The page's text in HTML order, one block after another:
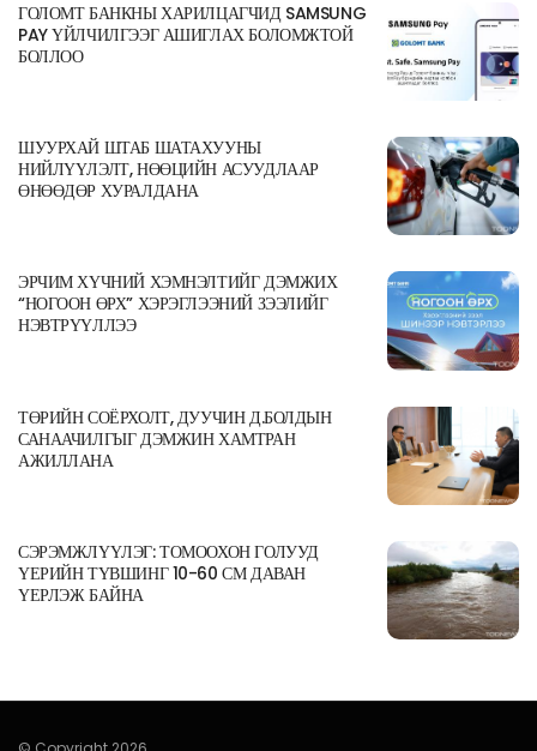
ГОЛОМТ БАНКНЫ ХАРИЛЦАГЧИД SAMSUNG
PAY ҮЙЛЧИЛГЭЭГ АШИГЛАХ БОЛОМЖТОЙ
БОЛЛОО
ШУУРХАЙ ШТАБ ШАТАХУУНЫ
НИЙЛҮҮЛЭЛТ, НӨӨЦИЙН АСУУДЛААР
ӨНӨӨДӨР ХУРАЛДАНА
ЭРЧИМ ХҮЧНИЙ ХЭМНЭЛТИЙГ ДЭМЖИХ
“НОГООН ӨРХ” ХЭРЭГЛЭЭНИЙ ЗЭЭЛИЙГ
НЭВТРҮҮЛЛЭЭ
ТӨРИЙН СОЁРХОЛТ, ДУУЧИН Д.БОЛДЫН
САНААЧИЛГЫГ ДЭМЖИН ХАМТРАН
АЖИЛЛАНА
СЭРЭМЖЛҮҮЛЭГ: ТОМООХОН ГОЛУУД
ҮЕРИЙН ТҮВШИНГ 10-60 СМ ДАВАН
ҮЕРЛЭЖ БАЙНА